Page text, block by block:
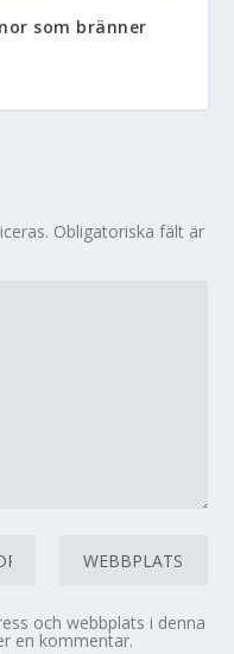
som bränner
Obligatoriska fält är
och webbplats i denna
en kommentar.